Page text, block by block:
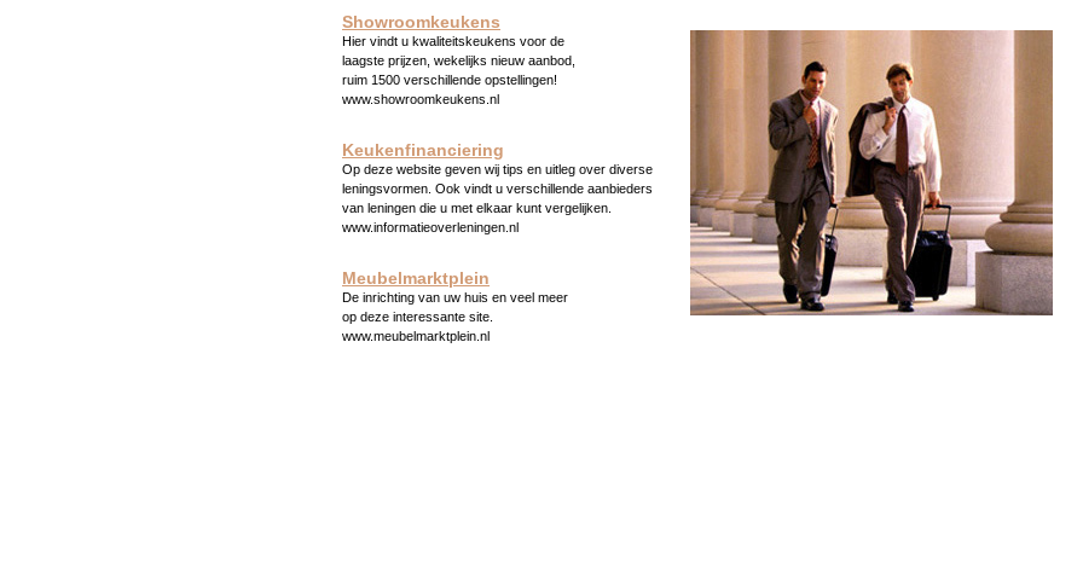
Showroomkeukens
Hier vindt u kwaliteitskeukens voor de
laagste prijzen, wekelijks nieuw aanbod,
ruim 1500 verschillende opstellingen!
www.showroomkeukens.nl
Keukenfinanciering
Op deze website geven wij tips en uitleg over diverse
leningsvormen. Ook vindt u verschillende aanbieders
van leningen die u met elkaar kunt vergelijken.
www.informatieoverleningen.nl
Meubelmarktplein
De inrichting van uw huis en veel meer
op deze interessante site.
www.meubelmarktplein.nl